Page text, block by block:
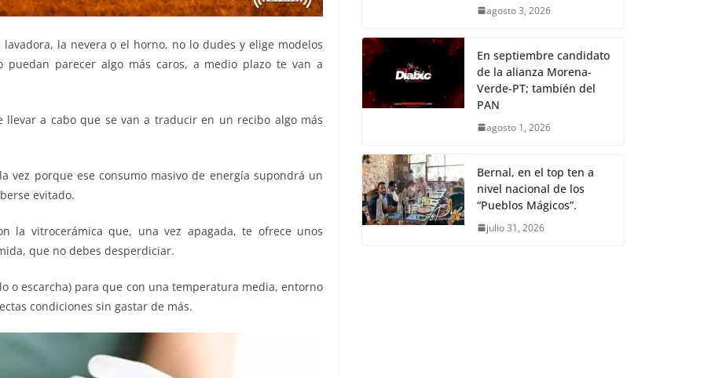
la nevera o el horno, no lo dudes y elige modelos
parecer algo más caros, a medio plazo te van a
llevar a cabo que se van a traducir en un recibo algo más
vez porque ese consumo masivo de energía supondrá un
evitado.
la vitrocerámica que, una vez apagada, te ofrece unos
que no debes desperdiciar.
o escarcha) para que con una temperatura media, entorno
condiciones sin gastar de más.
agosto 3, 2026
En septiembre candidato
de la alianza Morena-
Verde-PT; también del
PAN
agosto 1, 2026
Bernal, en el top ten a
nivel nacional de los
“Pueblos Mágicos”.
julio 31, 2026